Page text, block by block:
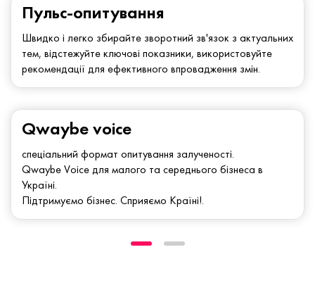
Qwaybe voice
спеціальний формат опитування залученості.
Qwaybe Voice для малого та середнього бізнеса в
Україні.
Підтримуємо бізнес. Сприяємо Країні!.
Пульс-опитування
Швидко і легко збирайте зворотний зв'язок з актуальних
тем, відстежуйте ключові показники, використовуйте
рекомендації для ефективного впровадження змін.